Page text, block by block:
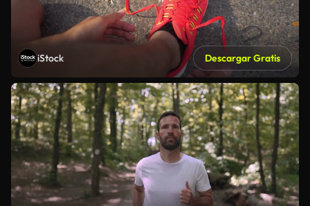
iStock Descargar Gratis